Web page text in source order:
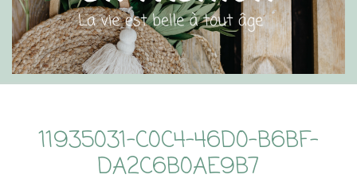
11935031-C0C4-46D0-B6BF-
DA2C6B0AE9B7